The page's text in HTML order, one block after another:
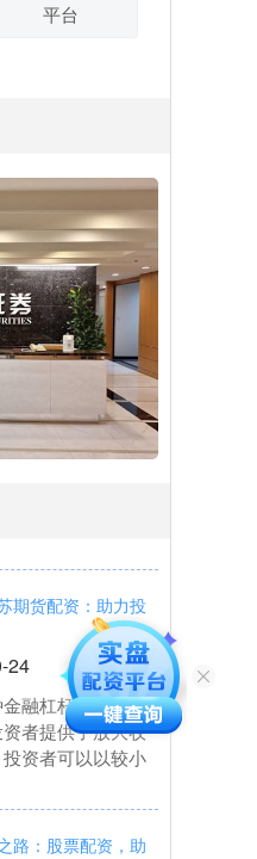
平台
（300376）投资者
权速登记
提升交易效率：
【信披】查看更多
司 * **安全可
期货配资：助力投
融杠杆工具证券
者提供了放大收
资者可以以较小
路：股票配资，助